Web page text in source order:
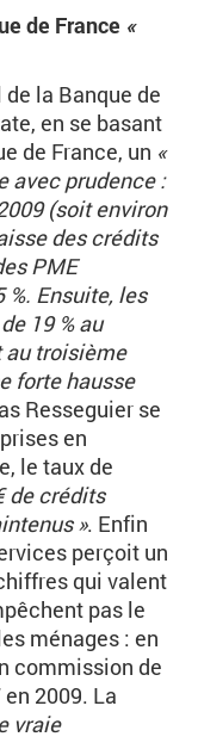
de France «
la Banque de
en se basant
de France, un «
avec prudence :
(soit environ
des crédits
PME
Ensuite, les
19 % au
au troisième
forte hausse
Resseguier se
en
le taux de
de crédits
». Enfin
perçoit un
qui valent
pas le
ménages : en
commission de
2009. La
vraie